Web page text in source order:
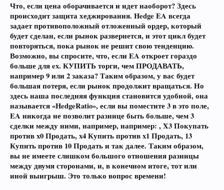
Что, если цена оборачивается и идет наоборот? Здесь
происходит защита хеджирования. Hedge EA всегда
задает противоположный отложенный ордер, который
будет сделан, если рынок развернется, и этот цикл будет
повторяться, пока рынок не решит свою тенденцию.
Возможно, вы спросите, что, если EA откроет гораздо
больше для ex. КУПИТЬ торги, чем ПРОДАВАТЬ,
например 9 или 2 заказа? Таким образом, у вас будет
большая потеря, если рынок продолжит вращаться. Но
здесь наша последняя функция становится удобной, она
называется «HedgeRatio», если вы поместите 3 в это поле,
EA никогда не позволит разнице быть больше, чем 3
сделки между ними, например, например: , X3 Покупать
против x0 Продать, x4 Купить против x1 Продать, 13
Купить против 10 Продать и так далее. Таким образом,
вы не имеете слишком большого отношения разницы
между двумя сторонами, и, в конечном итоге, тот или
иной выигрыш. Это только вопрос времени!